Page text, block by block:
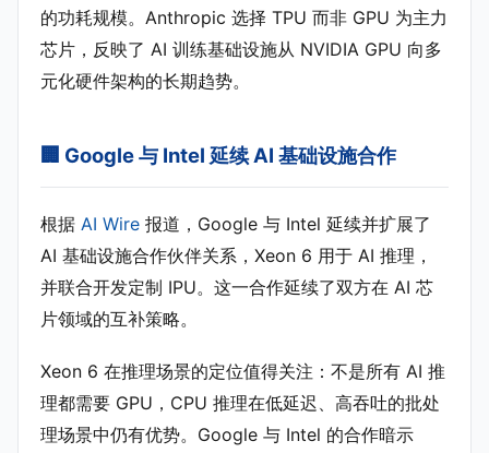
的功耗规模。Anthropic 选择 TPU 而非 GPU 为主力
芯片，反映了 AI 训练基础设施从 NVIDIA GPU 向多
元化硬件架构的长期趋势。
🏢 Google 与 Intel 延续 AI 基础设施合作
根据 AI Wire 报道，Google 与 Intel 延续并扩展了
AI 基础设施合作伙伴关系，Xeon 6 用于 AI 推理，
并联合开发定制 IPU。这一合作延续了双方在 AI 芯
片领域的互补策略。
Xeon 6 在推理场景的定位值得关注：不是所有 AI 推
理都需要 GPU，CPU 推理在低延迟、高吞吐的批处
理场景中仍有优势。Google 与 Intel 的合作暗示